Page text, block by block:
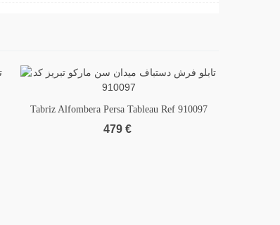
Add to wishlist
Tabriz Alfombera Persa Tableau Ref 910097
479 €